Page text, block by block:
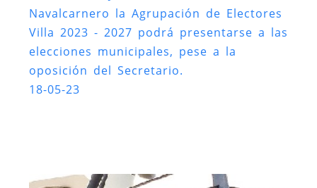
Navalcarnero la Agrupación de Electores
Villa 2023 - 2027 podrá presentarse a las
elecciones municipales, pese a la
oposición del Secretario.
18-05-23